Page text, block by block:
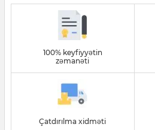
100% keyfiyyətin
zəmanəti
Çatdırılma xidməti